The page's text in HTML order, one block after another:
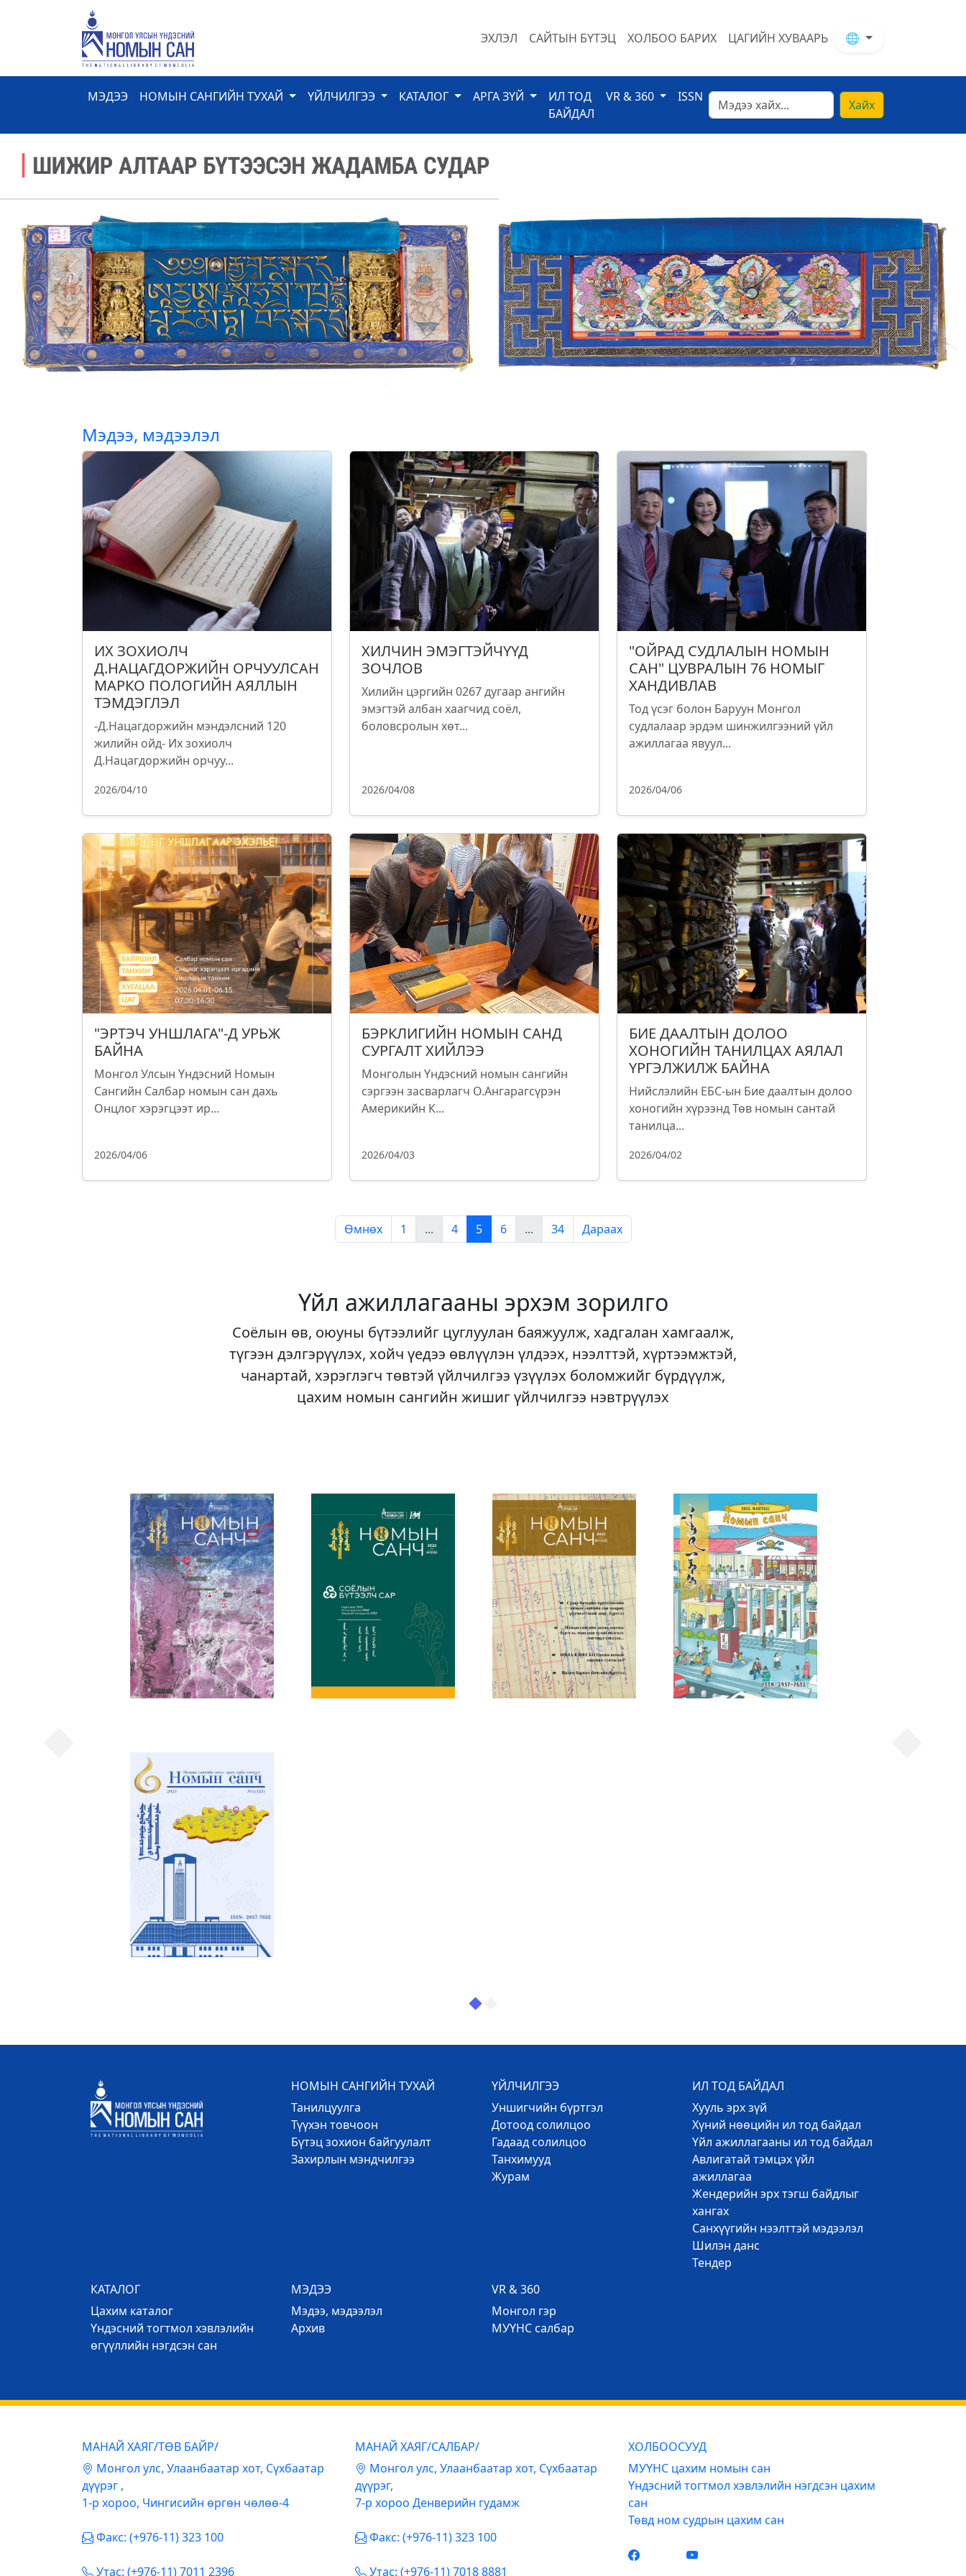
ЭХЛЭЛ САЙТЫН БҮТЭЦ ХОЛБОО БАРИХ ЦАГИЙН ХУВААРЬ 🌐
МЭДЭЭ НОМЫН САНГИЙН ТУХАЙ ҮЙЛЧИЛГЭЭ КАТАЛОГ АРГА ЗҮЙ
ИЛ ТОД
БАЙДАЛ
VR & 360 ISSN
Хайх
Previous Next
Мэдээ, мэдээлэл
ИХ ЗОХИОЛЧ
Д.НАЦАГДОРЖИЙН ОРЧУУЛСАН
МАРКО ПОЛОГИЙН АЯЛЛЫН
ТЭМДЭГЛЭЛ
-Д.Нацагдоржийн мэндэлсний 120
жилийн ойд- Их зохиолч
Д.Нацагдоржийн орчуу...
2026/04/10
ХИЛЧИН ЭМЭГТЭЙЧҮҮД
ЗОЧЛОВ
Хилийн цэргийн 0267 дугаар ангийн
эмэгтэй албан хаагчид соёл,
боловсролын хөт...
2026/04/08
"ОЙРАД СУДЛАЛЫН НОМЫН
САН" ЦУВРАЛЫН 76 НОМЫГ
ХАНДИВЛАВ
Тод үсэг болон Баруун Монгол
судлалаар эрдэм шинжилгээний үйл
ажиллагаа явуул...
2026/04/06
"ЭРТЭЧ УНШЛАГА"-Д УРЬЖ
БАЙНА
Монгол Улсын Үндэсний Номын
Сангийн Салбар номын сан дахь
Онцлог хэрэгцээт ир...
2026/04/06
БЭРКЛИГИЙН НОМЫН САНД
СУРГАЛТ ХИЙЛЭЭ
Монголын Үндэсний номын сангийн
сэргээн засварлагч О.Ангарагсүрэн
Америкийн К...
2026/04/03
БИЕ ДААЛТЫН ДОЛОО
ХОНОГИЙН ТАНИЛЦАХ АЯЛАЛ
ҮРГЭЛЖИЛЖ БАЙНА
Нийслэлийн ЕБС-ын Бие даалтын долоо
хоногийн хүрээнд Төв номын сантай
танилца...
2026/04/02
Өмнөх 1 ... 4 5 6 ... 34 Дараах
Үйл ажиллагааны эрхэм зорилго
Соёлын өв, оюуны бүтээлийг цуглуулан баяжуулж, хадгалан хамгаалж,
түгээн дэлгэрүүлэх, хойч үедээ өвлүүлэн үлдээх, нээлттэй, хүртээмжтэй,
чанартай, хэрэглэгч төвтэй үйлчилгээ үзүүлэх боломжийг бүрдүүлж,
цахим номын сангийн жишиг үйлчилгээ нэвтрүүлэх
НОМЫН САНГИЙН ТУХАЙ
Танилцуулга
Түүхэн товчоон
Бүтэц зохион байгуулалт
Захирлын мэндчилгээ
ҮЙЛЧИЛГЭЭ
Уншигчийн бүртгэл
Дотоод солилцоо
Гадаад солилцоо
Танхимууд
Журам
ИЛ ТОД БАЙДАЛ
Хууль эрх зүй
Хүний нөөцийн ил тод байдал
Үйл ажиллагааны ил тод байдал
Авлигатай тэмцэх үйл
ажиллагаа
Жендерийн эрх тэгш байдлыг
хангах
Санхүүгийн нээлттэй мэдээлэл
Шилэн данс
Тендер
КАТАЛОГ
Цахим каталог
Үндэсний тогтмол хэвлэлийн
өгүүллийн нэгдсэн сан
МЭДЭЭ
Mэдээ, мэдээлэл
Архив
VR & 360
Mонгол гэр
МУҮНС салбар
МАНАЙ ХАЯГ/ТӨВ БАЙР/
Mонгол улс, Улаанбаатар хот, Сүхбаатар
дүүрэг ,
1-р хороо, Чингисийн өргөн чөлөө-4
Факс: (+976-11) 323 100
Утас: (+976-11) 7011 2396
МАНАЙ ХАЯГ/САЛБАР/
Mонгол улс, Улаанбаатар хот, Сүхбаатар
дүүрэг,
7-р хороо Денверийн гудамж
Факс: (+976-11) 323 100
Утас: (+976-11) 7018 8881
ХОЛБООСУУД
МУҮНС цахим номын сан
Үндэсний тогтмол хэвлэлийн нэгдсэн цахим
сан
Төвд ном судрын цахим сан